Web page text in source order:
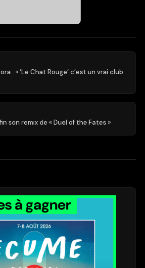
: « ‘Le Chat Rouge’ c’est un vrai club
son remix de « Duel of the Fates »